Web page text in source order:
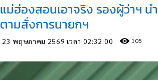
แม่ฮ่องสอนเอาจริง รองผู้ว่าฯ
ตามสั่งการนายกฯ
23 พฤษภาคม 2569 เวลา 02:32:00 105